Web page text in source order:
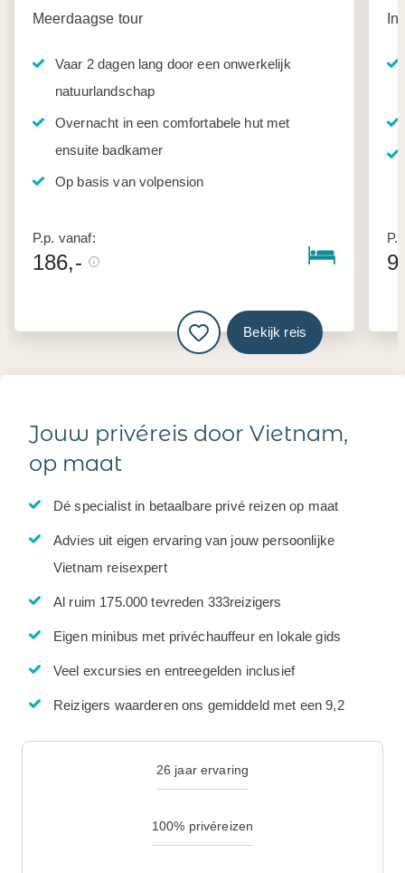
Meerdaagse tour
Vaar 2 dagen lang door een onwerkelijk
natuurlandschap
Overnacht in een comfortabele hut met
ensuite badkamer
Op basis van volpension
P.p. vanaf:
186,-
Bekijk reis
Jouw privéreis door Vietnam,
op maat
Dé specialist in betaalbare privé reizen op maat
Advies uit eigen ervaring van jouw persoonlijke
Vietnam reisexpert
Al ruim 175.000 tevreden 333reizigers
Eigen minibus met privéchauffeur en lokale gids
Veel excursies en entreegelden inclusief
Reizigers waarderen ons gemiddeld met een 9,2
26 jaar ervaring
100% privéreizen